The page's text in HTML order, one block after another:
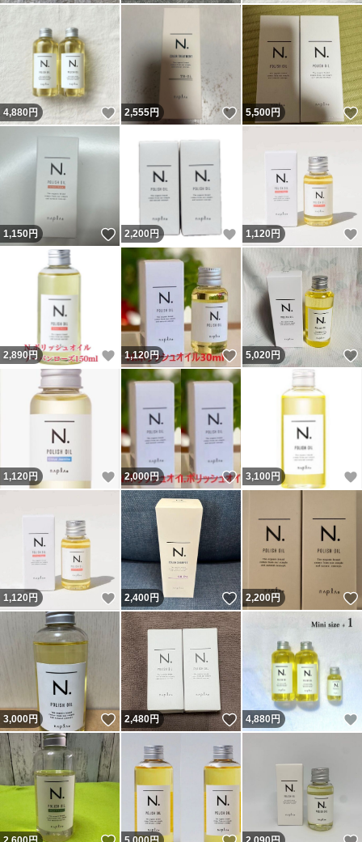
4,880円 いいね！
2,555円 いいね！
5,500円
1,150円 いいね！
2,200円 いいね！
1,120 円
2,890円 いいね！
1,120円 いいね！
5,020円
1,120 円 いいね！
2,000円 いいね！
3,100 円
1,120 円 いいね！
2,400円 いいね！
2,200円
3,000円 いいね！
2,480円 いいね！
4,880円